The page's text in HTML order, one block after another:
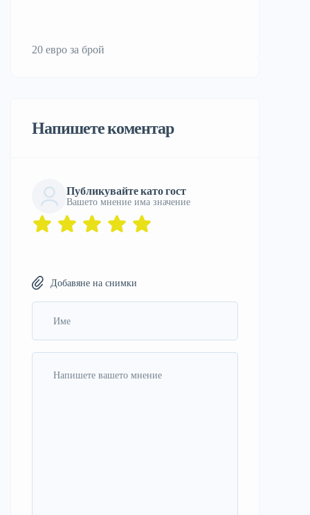
20 евро за брой
Напишете коментар
Публикувайте като гост
Вашето мнение има значение
Добавяне на снимки